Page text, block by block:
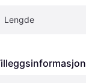
Lengde